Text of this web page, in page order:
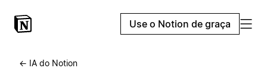
Use o Notion de graça
← IA do Notion